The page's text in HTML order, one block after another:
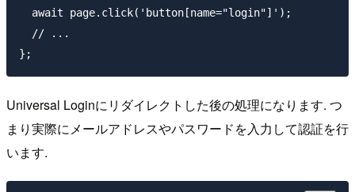
  await page.click('button[name="login"]');
  // ...
Universal Loginにリダイレクトした後の処理になります. つ
まり実際にメールアドレスやパスワードを入力して認証を行
います.